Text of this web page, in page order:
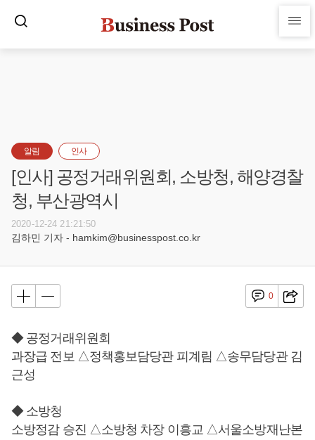
알림 인사
[인사] 공정거래위원회, 소방청, 해양경찰
청, 부산광역시
2020-12-24 21:21:50
김하민 기자 - hamkim@businesspost.co.kr
0
◆ 공정거래위원회
과장급 전보 △정책홍보담당관 피계림 △송무담당관 김
근성
◆ 소방청
소방정감 승진 △소방청 차장 이흥교 △서울소방재난본